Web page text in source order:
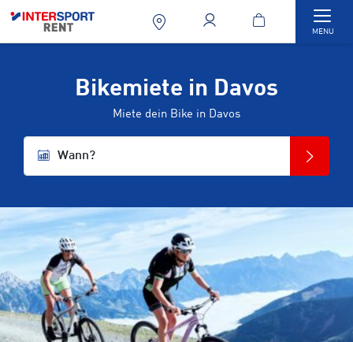
MENU
Bikemiete in Davos
Miete dein Bike in Davos
Wann?